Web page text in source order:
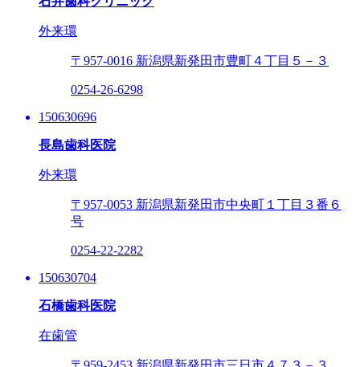
外来環
〒957-0016 新潟県新発田市豊町４丁目５－３
0254-26-6298
150630696
長島歯科医院
外来環
〒957-0053 新潟県新発田市中央町１丁目３番６
号
0254-22-2282
150630704
石橋歯科医院
在歯管